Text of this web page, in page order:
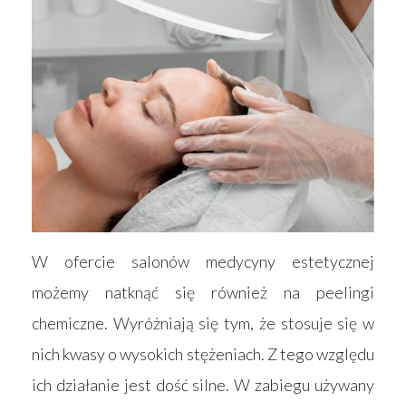
W ofercie salonów medycyny estetycznej
możemy natknąć się również na peelingi
chemiczne. Wyróżniają się tym, że stosuje się w
nich kwasy o wysokich stężeniach. Z tego względu
ich działanie jest dość silne. W zabiegu używany